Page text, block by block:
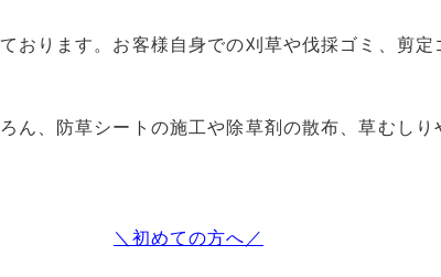
おります。お客様自身での刈草や伐採ゴミ、剪
ん、防草シートの施工や除草剤の散布、草むし
＼初めての方へ／